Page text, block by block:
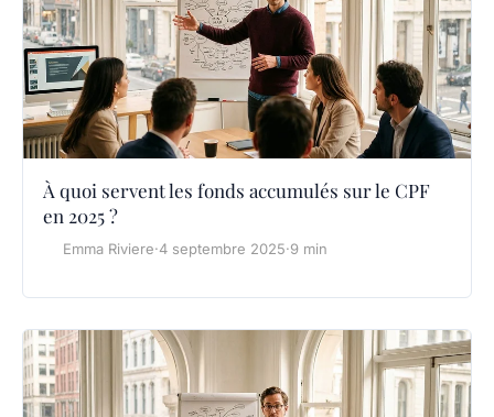
À quoi servent les fonds accumulés sur le CPF
en 2025 ?
Emma Riviere·4 septembre 2025·9 min